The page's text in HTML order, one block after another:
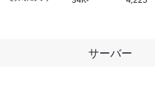
サーバー